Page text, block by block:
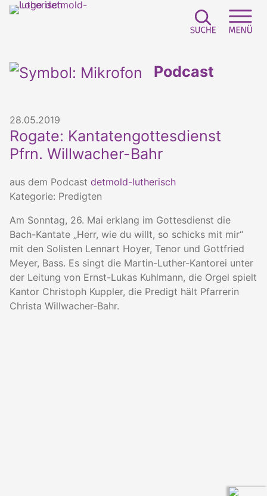
Podcast
28.05.2019
Rogate: Kantatengottesdienst
Pfrn. Willwacher-Bahr
aus dem Podcast detmold-lutherisch
Kategorie: Predigten
Am Sonntag, 26. Mai erklang im Gottesdienst die
Bach-Kantate „Herr, wie du willt, so schicks mit mir“
mit den Solisten Lennart Hoyer, Tenor und Gottfried
Meyer, Bass. Es singt die Martin-Luther-Kantorei unter
der Leitung von Ernst-Lukas Kuhlmann, die Orgel spielt
Kantor Christoph Kuppler, die Predigt hält Pfarrerin
Christa Willwacher-Bahr.